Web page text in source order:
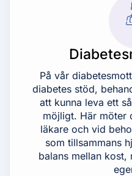
På vår
diabetes stöd,
att kunna leva ett
möjligt. Här möter
läkare och vid
som tillsammans
balans mellan